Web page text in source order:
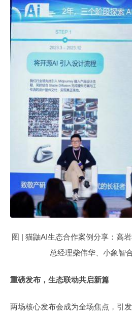
图 | 猫鼬AI生态合作案例分享：高
总经理柴伟华、小象智
重磅发布，生态联动共启新篇
两场核心发布会成为全场焦点，引发